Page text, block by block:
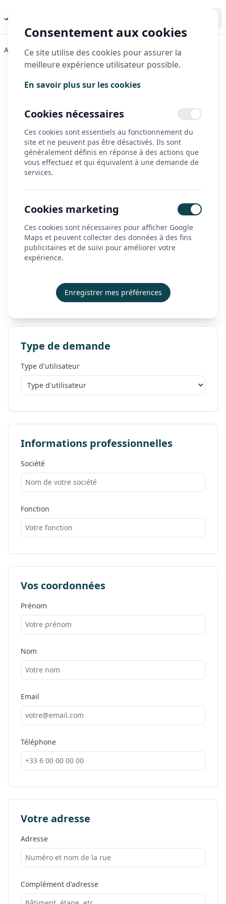
À propos
Actualités
Démonstration
Créer mon compte
Se connecter
Accueil>Contact
Nous contacter
Parlons de votre projet !
Vous avez besoin d’un renseignement,
d’un devis ou simplement de conseils
personnalisés ?
Notre équipe est à votre écoute ! Remplissez le
projet.
Envie d’échanger en direct ?
Venez nous rencontrer du lundi au vendredi, de
9h00 à 12h00 et de 14h00 à 17h00, au 12 Rue des
Longs Réages, 28230 Épernon.
Appelez-nous dès maintenant au02 45 26 01 70
Type de demande
Type d'utilisateur
Informations professionnelles
Société
Fonction
Vos coordonnées
Prénom
Nom
Email
Téléphone
Votre adresse
Adresse
Complément d'adresse
Consentement aux cookies
Ce site utilise des cookies pour assurer la
meilleure expérience utilisateur possible.
En savoir plus sur les cookies
Cookies nécessaires
Ces cookies sont essentiels au fonctionnement du
site et ne peuvent pas être désactivés. Ils sont
généralement définis en réponse à des actions que
vous effectuez et qui équivalent à une demande de
services.
Cookies marketing
Ces cookies sont nécessaires pour afficher Google
Maps et peuvent collecter des données à des fins
publicitaires et de suivi pour améliorer votre
expérience.
Enregistrer mes préférences